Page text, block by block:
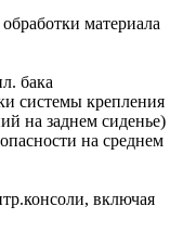
материала
бака
системы крепления
на заднем сиденье)
на среднем
включая